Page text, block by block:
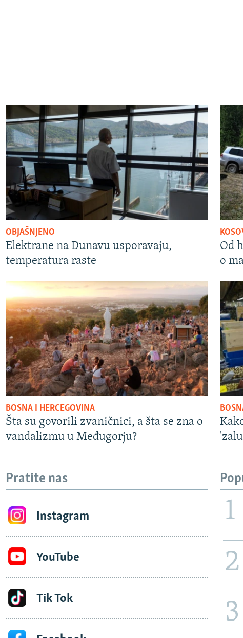
OBJAŠNJENO
Elektrane na Dunavu usporavaju,
temperatura raste
Od
o
BOSNA I HERCEGOVINA
Šta su govorili zvaničnici, a šta se zna o
vandalizmu u Međugorju?
Pratite nas
Instagram
YouTube
Tik Tok
1
2
3